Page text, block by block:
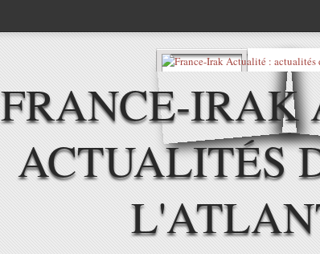
FRANCE-IRAK
ACTUALITÉS